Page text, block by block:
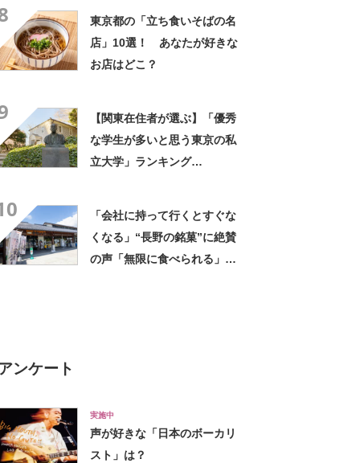
東京都の「立ち食いそばの名
店」10選！ あなたが好きな
お店はどこ？
【関東在住者が選ぶ】「優秀
な学生が多いと思う東京の私
立大学」ランキング
「会社に持って行くとすぐな
くなる」“長野の銘菓”に絶賛
の声「無限に食べられる」
アンケート
実施中
声が好きな「日本のボーカリ
スト」は？